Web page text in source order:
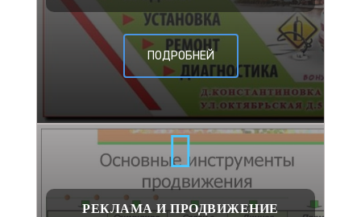
ПОДРОБНЕЙ
РЕКЛАМА И ПРОДВИЖЕНИЕ